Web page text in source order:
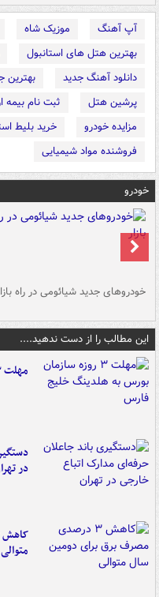
آپ آهنگ موزیک شاه
بهترین هتل های استانبول
دانلود آهنگ جدید
بهترین
پرشین هتل
ثبت نام بیمه
مزایده خودرو
خرید بلیط
فروشنده مواد شیمیایی
خودرو
خودروهای جدید شیائومی در راه
این مطالب را از دست ندهید....
مهلت ۳ روزه سازمان بورس به هلدینگ خلیج فارس
در
متوالی